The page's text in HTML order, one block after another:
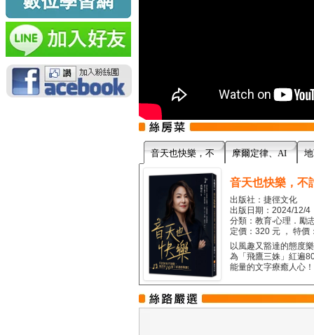
音天也快樂，不 摩爾定律、AI
音天也快樂，不
出版社：捷徑文化
出版日期：2024/12/4
分類：教育‧心理．勵
定價：320 元 ， 特價
以風趣又豁達的態度
為「飛鷹三姝」紅遍
能量的文字療癒人心